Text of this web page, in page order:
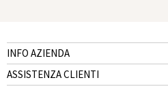
INFO AZIENDA
ASSISTENZA CLIENTI